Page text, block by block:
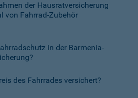
der Hausratversicherung
von Fahrrad-Zubehör
in der Barmenia-
des Fahrrades versichert?